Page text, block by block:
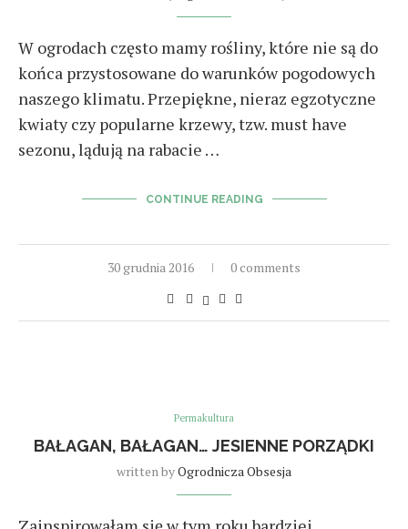
W ogrodach często mamy rośliny, które nie są do
końca przystosowane do warunków pogodowych
naszego klimatu. Przepiękne, nieraz egzotyczne
kwiaty czy popularne krzewy, tzw. must have
sezonu, lądują na rabacie …
CONTINUE READING
30 grudnia 2016 0 comments
Permakultura
BAŁAGAN, BAŁAGAN… JESIENNE PORZĄDKI
written byOgrodnicza Obsesja